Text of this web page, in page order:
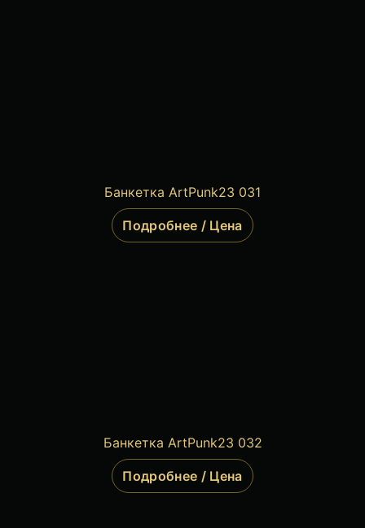
Банкетка ArtPunk23 031
Подробнее / Цена
Банкетка ArtPunk23 032
Подробнее / Цена